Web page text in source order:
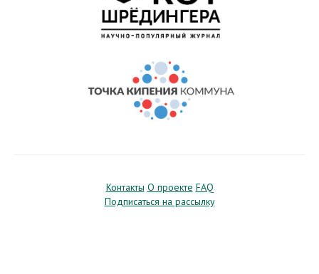
Контакты О проекте FAQ
Подписаться на рассылку